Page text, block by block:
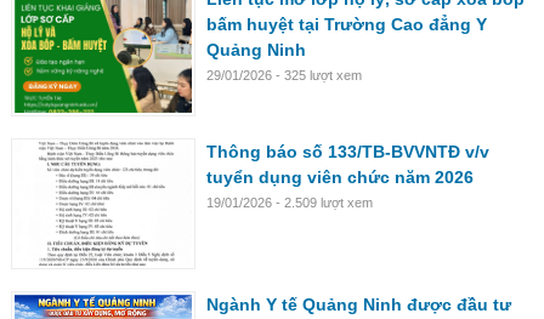
bấm huyệt tại Trường Cao đẳng Y
Quảng Ninh
29/01/2026 - 325 lượt xem
Thông báo số 133/TB-BVVNTĐ v/v
tuyển dụng viên chức năm 2026
19/01/2026 - 2.509 lượt xem
Ngành Y tế Quảng Ninh được đầu tư